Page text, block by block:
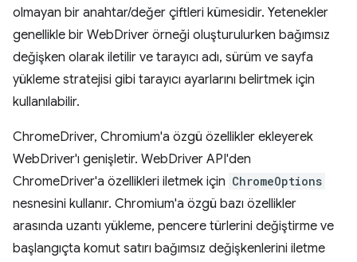
olmayan bir anahtar/değer çiftleri kümesidir. Yetenekler
genellikle bir WebDriver örneği oluşturulurken bağımsız
değişken olarak iletilir ve tarayıcı adı, sürüm ve sayfa
yükleme stratejisi gibi tarayıcı ayarlarını belirtmek için
kullanılabilir.
ChromeDriver, Chromium'a özgü özellikler ekleyerek
WebDriver'ı genişletir. WebDriver API'den
ChromeDriver'a özellikleri iletmek için ChromeOptions
nesnesini kullanır. Chromium'a özgü bazı özellikler
arasında uzantı yükleme, pencere türlerini değiştirme ve
başlangıçta komut satırı bağımsız değişkenlerini iletme